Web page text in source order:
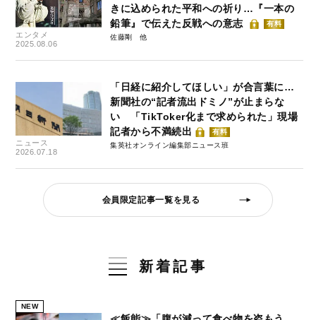
エンタメ
2025.08.06
きに込められた平和への祈り…『一本の
鉛筆』で伝えた反戦への意志
有料
佐藤剛
ニュース
2026.07.18
「日経に紹介してほしい」が合言葉に…
新聞社の“記者流出ドミノ”が止まらな
い 「TikToker化まで求められた」現場
記者から不満続出
有料
集英社オンライン編集部ニュース班
会員限定記事一覧を見る
新着記事
NEW